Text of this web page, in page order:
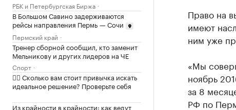
РБК и Петербургская Биржа
В Большом Савино задерживаются
рейсы направления Пермь — Сочи
Пермский край
Тренер сборной сообщил, кто заменит
Мельникову и других лидеров на ЧЕ
Спорт
✍🏻 Сколько вам стоит привычка искать
идеальное решение? Проверьте себя
Из крайности в крайности: как ведут
Право на
имеют
ним уже
«Мы
ноябрь
за 8
РФ по